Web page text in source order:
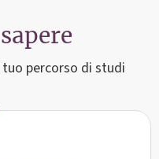
percorso di studi